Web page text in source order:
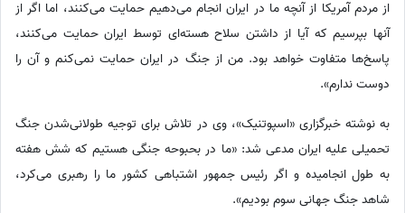
از مردم آمریکا از آنچه ما در ایران انجام می‌دهیم حمایت می‌کنند، اما اگر از
آنها بپرسیم که آیا از داشتن سلاح هسته‌ای توسط ایران حمایت می‌کنند،
پاسخ‌ها متفاوت خواهد بود. من از جنگ در ایران حمایت نمی‌کنم و آن را
دوست ندارم».
به نوشته خبرگزاری «اسپوتنیک»، وی در تلاش برای توجیه طولانی‌شدن جنگ
تحمیلی علیه ایران مدعی شد: «ما در بحبوحه جنگی هستیم که شش هفته
به طول انجامیده و اگر رئیس جمهور اشتباهی کشور ما را رهبری می‌کرد،
شاهد جنگ جهانی سوم بودیم».